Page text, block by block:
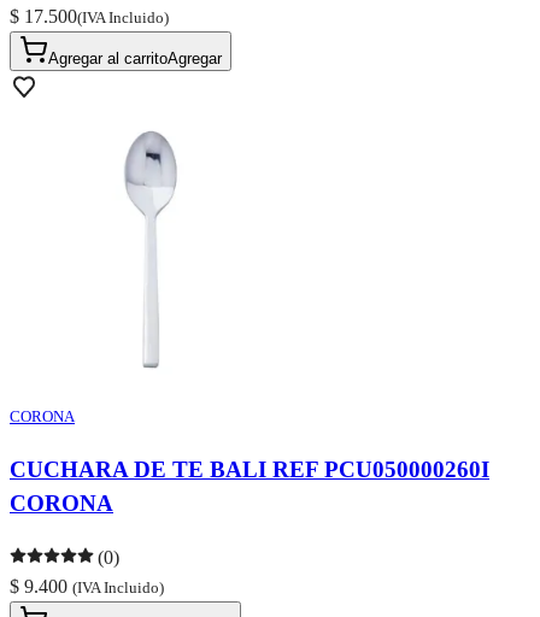
$ 17.500(IVA Incluido)
Agregar al carritoAgregar
CORONA
CUCHARA DE TE BALI REF PCU050000260I
CORONA
(0)
$ 9.400 (IVA Incluido)